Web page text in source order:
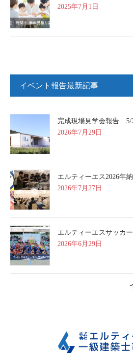
2025年7月1日
イベント報告最新記事
完成現場見学会報告 5/
2026年7月29日
エルティーエス2026年
2026年7月27日
エルティーエスサッカ
2026年6月29日